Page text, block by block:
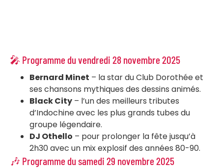
🎤 Programme du vendredi 28 novembre 2025
Bernard Minet – la star du Club Dorothée et
ses chansons mythiques des dessins animés.
Black City – l’un des meilleurs tributes
d’Indochine avec les plus grands tubes du
groupe légendaire.
DJ Othello – pour prolonger la fête jusqu’à
2h30 avec un mix explosif des années 80-90.
🎶 Programme du samedi 29 novembre 2025